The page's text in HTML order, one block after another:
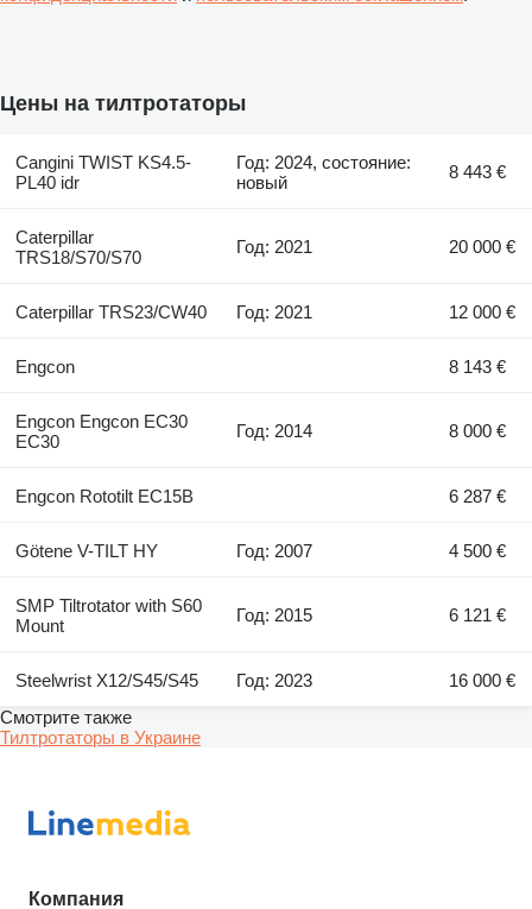
Цены на тилтротаторы
Cangini TWIST KS4.5-
PL40 idr
Год: 2024, состояние:
новый
8 443 €
Caterpillar
TRS18/S70/S70
Год: 2021 20 000 €
Caterpillar TRS23/CW40 Год: 2021 12 000 €
Engcon 8 143 €
Engcon Engcon EC30
EC30
Год: 2014 8 000 €
Engcon Rototilt EC15B 6 287 €
Götene V-TILT HY Год: 2007 4 500 €
SMP Tiltrotator with S60
Mount
Год: 2015 6 121 €
Steelwrist X12/S45/S45 Год: 2023
16 000 €
Смотрите также
Тилтротаторы в Украине
Компания